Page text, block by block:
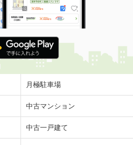
月極駐車場
中古マンション
中古一戸建て